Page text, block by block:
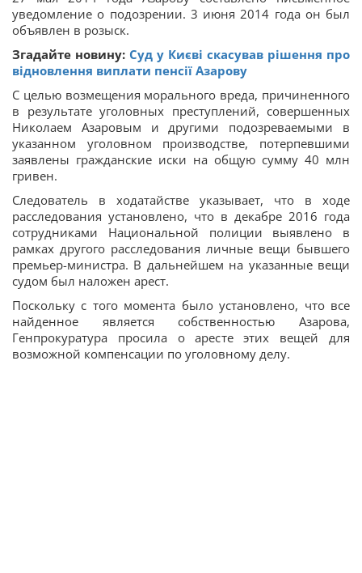
уведомление о подозрении. 3 июня 2014 года он был
объявлен в розыск.
Згадайте новину: Суд у Києві скасував рішення про
відновлення виплати пенсії Азарову
С целью возмещения морального вреда, причиненного
в результате уголовных преступлений, совершенных
Николаем Азаровым и другими подозреваемыми в
указанном уголовном производстве, потерпевшими
заявлены гражданские иски на общую сумму 40 млн
гривен.
Следователь в ходатайстве указывает, что в ходе
расследования установлено, что в декабре 2016 года
сотрудниками Национальной полиции выявлено в
рамках другого расследования личные вещи бывшего
премьер-министра. В дальнейшем на указанные вещи
судом был наложен арест.
Поскольку с того момента было установлено, что все
найденное является собственностью Азарова,
Генпрокуратура просила о аресте этих вещей для
возможной компенсации по уголовному делу.